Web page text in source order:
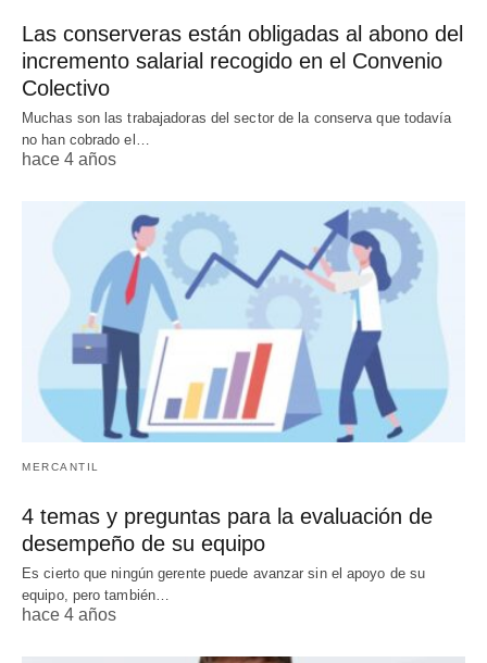
Las conserveras están obligadas al abono del
incremento salarial recogido en el Convenio
Colectivo
Muchas son las trabajadoras del sector de la conserva que todavía
no han cobrado el…
hace 4 años
MERCANTIL
4 temas y preguntas para la evaluación de
desempeño de su equipo
Es cierto que ningún gerente puede avanzar sin el apoyo de su
equipo, pero también…
hace 4 años